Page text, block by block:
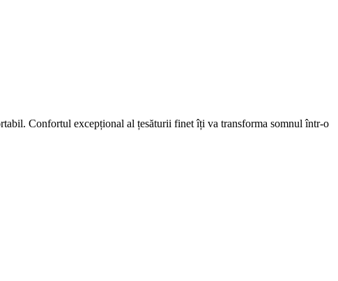
Confortul excepțional al țesăturii finet îți va transforma somnul într-o